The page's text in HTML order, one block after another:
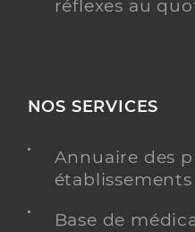
réflexes au
NOS SERVICES
Annuaire des
Base de